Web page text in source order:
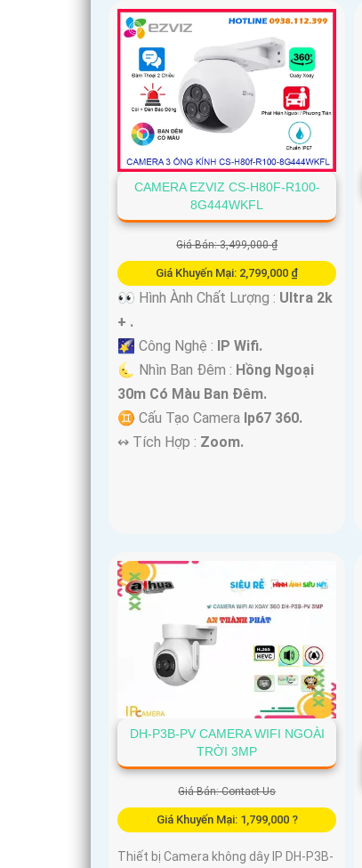
CAMERA EZVIZ CS-H80F-R100-
8G444WKFL
Giá Bán: 3,499,000 ₫
Giá Khuyến Mại: 2,799,000 ₫
👀 Hình Ành Chất Lượng : Ultra 2k
+ .
🌠 Công Nghệ : IP Wifi.
🌜 Nhìn Ban Đêm : Hồng Ngoại
30m Có Màu Ban Ðêm.
♊ Cấu Tạo Camera Ip67 360.
️↭ Tích Hợp : Zoom.
DH-P3B-PV CAMERA WIFI NGOÀI
TRỜI 3MP
Giá Bán: Contact Us
Giá Khuyến Mại: 1,799,000 ?
Thiết bị Camera không dây IP DH-P3B-